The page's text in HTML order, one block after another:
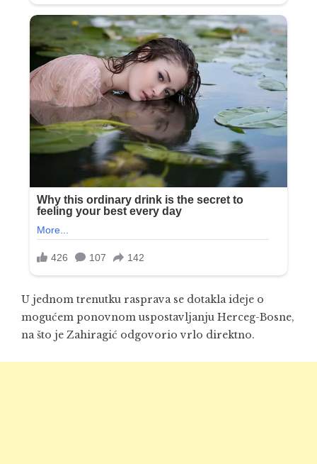
U jednom trenutku rasprava se dotakla ideje o
mogućem ponovnom uspostavljanju Herceg-Bosne,
na što je Zahiragić odgovorio vrlo direktno.